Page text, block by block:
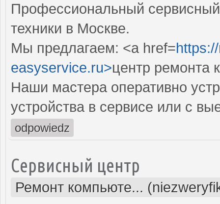
Профессиональный
техники в Москве.
Мы предлагаем: <a href=
easyservice.ru>центр ремонта
Наши мастера оперативно
устройства в сервисе или с
odpowiedz
Сервисный центр
Ремонт компьюте...